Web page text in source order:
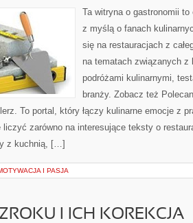
Ta witryna o gastronomii
z myślą o fanach
się na restauracjach z
na tematach związanych z
podróżami kulinarnymi,
branży. Zobacz też
To portal, który łączy kulinarne emocje z
liczyć zarówno na interesujące teksty o
z kuchnią, […]
I PASJA
I ICH KOREKCJA